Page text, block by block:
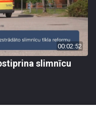
00:02:52
slimnīcu